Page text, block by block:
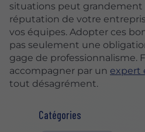
Catégories
situations peut grandement
réputation de votre
vos équipes. Adopter ces
pas seulement une
gage de professionnalisme.
accompagner par un expert
tout désagrément.